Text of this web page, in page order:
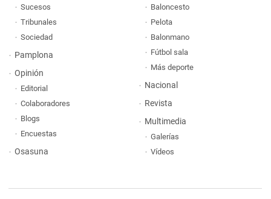
Sucesos
Tribunales
Sociedad
Pamplona
Opinión
Editorial
Colaboradores
Blogs
Encuestas
Osasuna
Baloncesto
Pelota
Balonmano
Fútbol sala
Más deporte
Nacional
Revista
Multimedia
Galerías
Vídeos